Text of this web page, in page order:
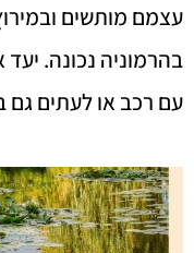
עצמם מותשים
בהרמוניה נכונה.
עם רכב או לעתים גם